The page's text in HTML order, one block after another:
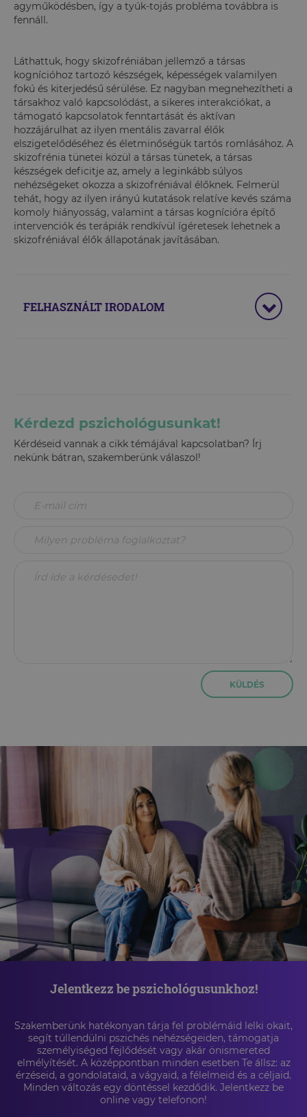
agyműködésben, így a tyúk-tojás probléma továbbra is
fennáll.
Láthattuk, hogy skizofréniában jellemző a társas
kognícióhoz tartozó készségek, képességek valamilyen
fokú és kiterjedésű sérülése. Ez nagyban megnehezítheti a
társakhoz való kapcsolódást, a sikeres interakciókat, a
támogató kapcsolatok fenntartását és aktívan
hozzájárulhat az ilyen mentális zavarral élők
elszigetelődéséhez és életminőségük tartós romlásához. A
skizofrénia tünetei közül a társas tünetek, a társas
készségek deficitje az, amely a leginkább súlyos
nehézségeket okozza a skizofréniával élőknek. Felmerül
tehát, hogy az ilyen irányú kutatások relatíve kevés száma
komoly hiányosság, valamint a társas kognícióra építő
intervenciók és terápiák rendkívül ígéretesek lehetnek a
skizofréniával élők állapotának javításában.
FELHASZNÁLT IRODALOM
Kérdezd pszichológusunkat!
Kérdéseid vannak a cikk témájával kapcsolatban? Írj
nekünk bátran, szakemberünk válaszol!
KÜLDÉS
Jelentkezz be pszichológusunkhoz!
Szakemberünk hatékonyan tárja fel problémáid lelki okait,
segít túllendülni pszichés nehézségeiden, támogatja
személyiséged fejlődését vagy akár önismereted
elmélyítését. A középpontban minden esetben Te állsz: az
érzéseid, a gondolataid, a vágyaid, a félelmeid és a céljaid.
Minden változás egy döntéssel kezdődik. Jelentkezz be
online vagy telefonon!